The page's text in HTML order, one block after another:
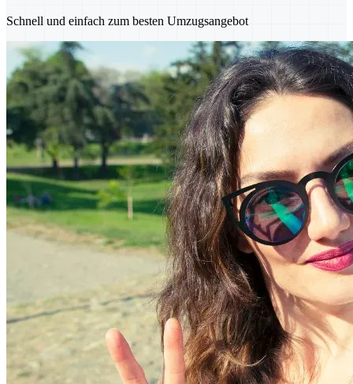
Schnell und einfach zum besten Umzugsangebot